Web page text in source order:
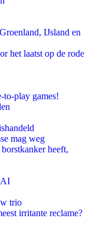
IJsland en
het laatst op de rode
to-play games!
mag weg
heeft,
AI
trio
irritante reclame?